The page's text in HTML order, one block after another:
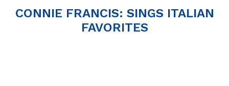
CONNIE FRANCIS: SINGS ITALIAN
FAVORITES